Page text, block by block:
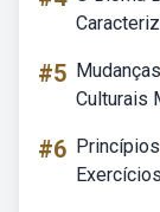
#5
Culturais
#6